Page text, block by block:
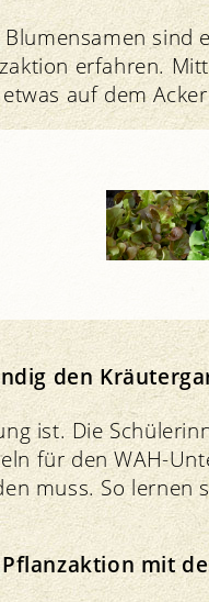
sind
erfahren.
auf dem
Bio
den
ist. Die
für den WAH-
muss. So lernen
mit